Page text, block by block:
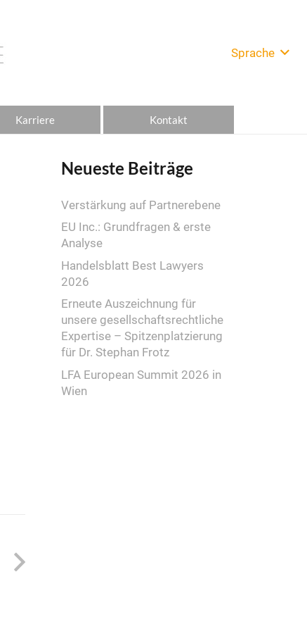
Sprache
Karriere Kontakt
Neueste Beiträge
Verstärkung auf Partnerebene
EU Inc.: Grundfragen & erste
Analyse
Handelsblatt Best Lawyers
2026
Erneute Auszeichnung für
unsere gesellschaftsrechtliche
Expertise – Spitzenplatzierung
für Dr. Stephan Frotz
LFA European Summit 2026 in
Wien